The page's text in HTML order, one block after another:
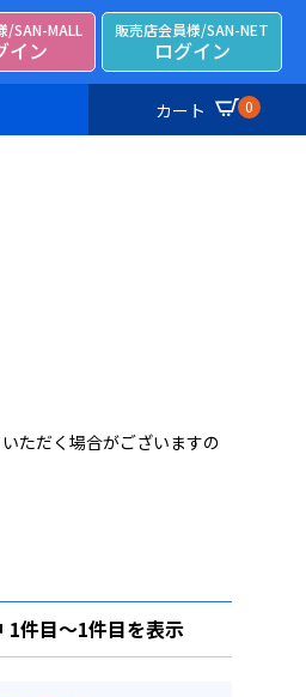
/SAN-MALL
イン
販売店会員様/SAN-NET
ログイン
カート 0
ただく場合がございますの
1件目～1件目を表示